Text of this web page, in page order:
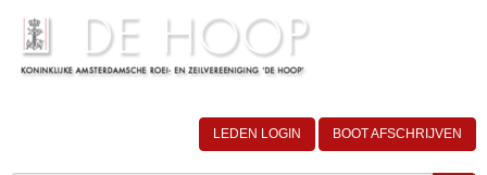
LEDEN LOGIN BOOT AFSCHRIJVEN